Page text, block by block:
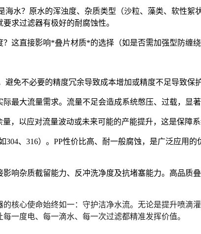
水？原水的浑浊度、杂质类型（沙粒、藻类、软性
求过滤器有极好的耐腐蚀性。
这直接影响*叠片材质*的选择（如是否需加强型防缠
免不必要的精度冗余导致成本增加或精度不足导致保护
际最大流量需求。流量不足会造成系统憋压、过载，显
，以应对流量波动或未来可能的产能提升，这是保障
304、316） 。PP性价比高、耐一般腐蚀，是广泛应用的
响杂质截留能力、反冲洗净度及抗堵塞能力。高品质
核心使命始终如一：守护洁净水流。无论是提升喷滴
度电、每一滴水、每一次过滤都精准发挥价值。